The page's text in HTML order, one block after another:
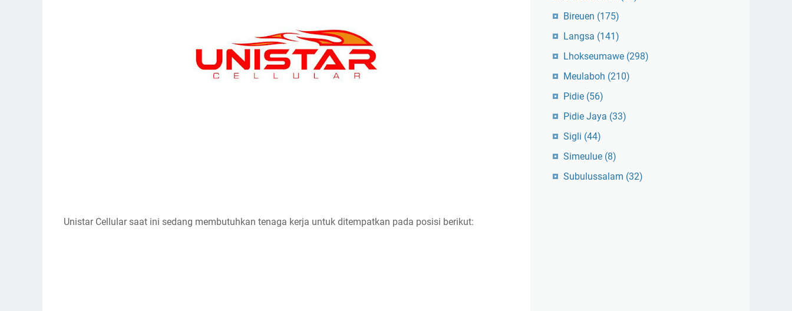
Unistar Cellular saat ini sedang membutuhkan tenaga kerja untuk ditempatkan pada posisi berikut:
Bireuen (175)
Langsa (141)
Lhokseumawe (298)
Meulaboh (210)
Pidie (56)
Pidie Jaya (33)
Sigli (44)
Simeulue (8)
Subulussalam (32)